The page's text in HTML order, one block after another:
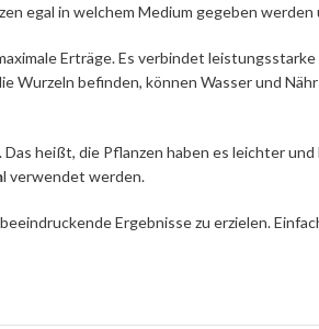
egal in welchem Medium gegeben werden
Erträge. Es verbindet
Wurzeln befinden, können Wasser und
heißt, die Pflanzen haben es leichter
l verwendet werden.
Ergebnisse zu erzielen.